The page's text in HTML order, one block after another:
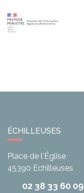
ÉCHILLEUSES
Place de l'Église
45390 Echilleuses
02 38 33 60 09